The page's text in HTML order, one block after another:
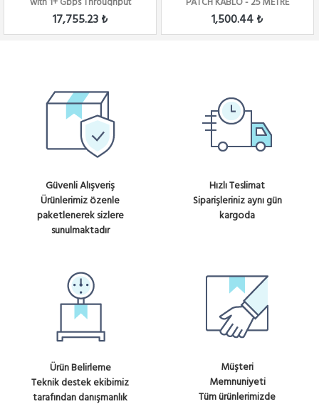
17,755.23 ₺ 1,500.44 ₺
Güvenli Alışveriş
Ürünlerimiz özenle
paketlenerek sizlere
sunulmaktadır
Hızlı Teslimat
Siparişleriniz aynı gün
kargoda
Ürün Belirleme
Teknik destek ekibimiz
tarafından danışmanlık
Müşteri
Memnuniyeti
Tüm ürünlerimizde